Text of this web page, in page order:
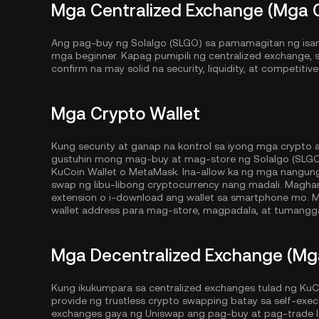
Mga Centralized Exchange (Mga
Ang pag-buy ng Solalgo (SLGO) sa pamamagitan ng
mga beginner. Kapag pumipili ng centralized
confirm na may solid na security, liquidity, at
Mga Crypto Wallet
Kung security at ganap na kontrol sa iyong mga crypto
gustuhin mong mag-buy at mag-store ng Solalgo
KuCoin Wallet o MetaMask. Ina-allow ka ng mga
swap ng libu-libong cryptocurrency nang madali.
extension o i-download ang wallet sa smartphone
wallet address para mag-store, magpadala, at
Mga Decentralized Exchange
Kung ikukumpara sa centralized exchanges tulad ng
provide ng trustless crypto swapping batay sa self-
exchanges gaya ng Uniswap ang pag-buy at pag-